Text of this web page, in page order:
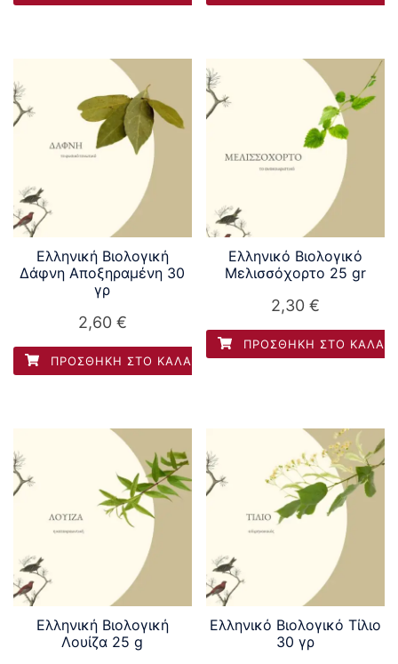
Ελληνική Βιολογική
Δάφνη Αποξηραμένη 30
γρ
2,60 €
ΠΡΟΣΘΉΚΗ ΣΤΟ ΚΑΛΆΘΙ
Ελληνικό Βιολογικό
Μελισσόχορτο 25 gr
2,30€
ΠΡΟΣΘΉΚΗ ΣΤΟ ΚΑΛΆΘΙ
Ελληνική Βιολογική
Λουίζα 25 g
Ελληνικό Βιολογικό Τίλιο
30 γρ